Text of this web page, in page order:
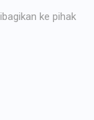
ke pihak